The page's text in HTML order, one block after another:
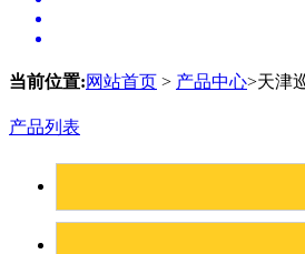
当前位置:网站首页 > 产品中心>天津
产品列表